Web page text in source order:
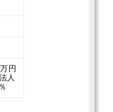
円
人